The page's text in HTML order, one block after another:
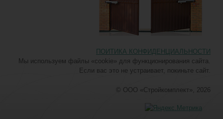
ПОИТИКА КОНФИДЕНЦИАЛЬНОСТИ
Мы используем файлы «cookie» для функционирования сайта.
Если вас это не устраивает, покиньте сайт.
© ООО «Стройкомплект», 2026